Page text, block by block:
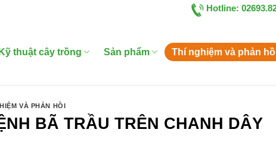
Hotline:
Kỹ thuật cây trồng Sản phẩm Thí nghiệm và phản
VÀ PHẢN HỒI
BÃ TRẦU TRÊN CHANH DÂY